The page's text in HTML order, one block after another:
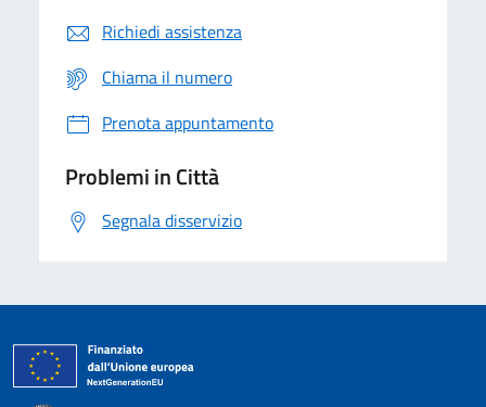
Richiedi assistenza
Chiama il numero
Prenota appuntamento
Problemi in Città
Segnala disservizio